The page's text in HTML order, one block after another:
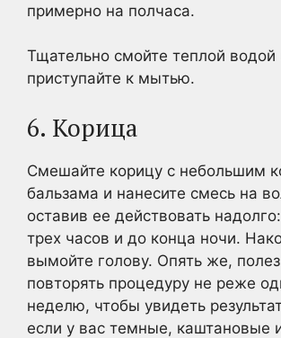
примерно на полчаса.
Тщательно смойте теплой водой
приступайте к мытью.
6. Корица
Смешайте корицу с небольшим
бальзама и нанесите смесь на
оставив ее действовать
трех часов и до конца ночи.
вымойте голову. Опять же,
повторять процедуру не реже
неделю, чтобы увидеть
если у вас темные, каштановые